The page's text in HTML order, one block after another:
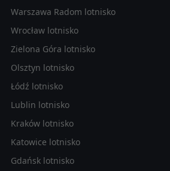
Warszawa Radom lotnisko
Wrocław lotnisko
Zielona Góra lotnisko
Olsztyn lotnisko
Łódź lotnisko
Lublin lotnisko
Kraków lotnisko
Katowice lotnisko
Gdańsk lotnisko